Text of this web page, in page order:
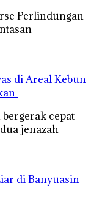
Perlindungan
di Areal Kebun
cepat
jenazah
di Banyuasin